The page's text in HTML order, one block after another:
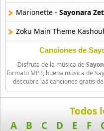
Amatsuki
20 músicas online
Angel Beats
39 músicas online
Angel Heart
36 músicas online
Angel Sanctuary
Marionette - Sayonara
Zoku Main Theme
Haikei Zetsubou Sensei -
Omamori -Sayonara
Zoku Main Theme Vocal
Shippo Shuushuu No
Itoshiki Nozomu -
Canciones de
Disfruta de la música de
formato MP3, buena música de
descubre las canciones gratis de
Todos
A
B C D E F